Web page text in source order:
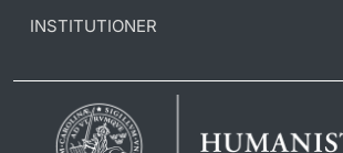
INSTITUTIONER